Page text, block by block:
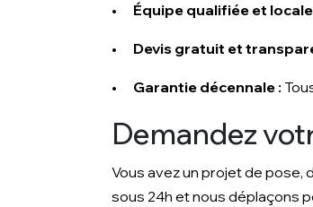
• Équipe qualifiée et locale
• Devis gratuit et
• Garantie décennale :
Demandez
Vous avez un projet de
sous 24h et nous déplaçons